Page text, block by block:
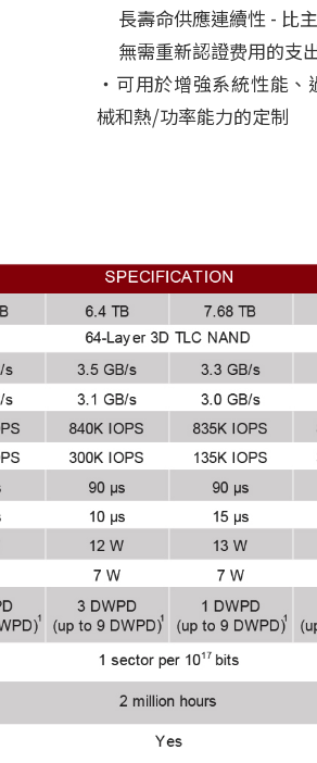
長壽命供應連續性 - 比
無需重新認證费用的支
‧可用於增強系統性能、
械和熱/功率能力的定制